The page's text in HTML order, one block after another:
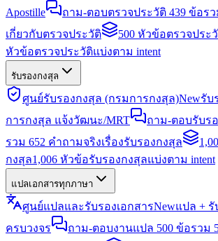
Apostille
ถาม-ตอบตรวจประวัติ 439 ข้อร
เกี่ยวกับตรวจประวัติ
500 หัวข้อตรวจประ
หัวข้อตรวจประวัติแบ่งตาม intent
รับรองกงสุล
ศูนย์รับรองกงสุล (กรมการกงสุล)Newรับ
การกงสุล แจ้งวัฒนะ/MRT
ถาม-ตอบรับร
รวม 652 คำถามจริงเรื่องรับรองกงสุล
กงสุล1,006 หัวข้อรับรองกงสุลแบ่งตาม intent
แปลเอกสารทุกภาษา
ศูนย์แปลและรับรองเอกสารNewแปล + รั
ครบวงจร
ถาม-ตอบงานแปล 500 ข้อรวม